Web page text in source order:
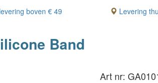
boven € 49 Levering
Band
Art nr: